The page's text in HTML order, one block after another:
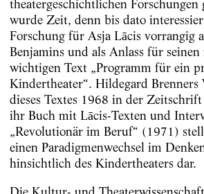
theatergeschichtlichen Forschungen
wurde Zeit, denn bis dato
Forschung für Asja Lācis vorrangig
Benjamins und als Anlass für seinen
wichtigen Text „Programm für ein
Kindertheater“. Hildegard
dieses Textes 1968 in der
ihr Buch mit Lācis-Texten und
„Revolutionär im Beruf“ (1971)
einen Paradigmenwechsel im
hinsichtlich des Kindertheaters dar.